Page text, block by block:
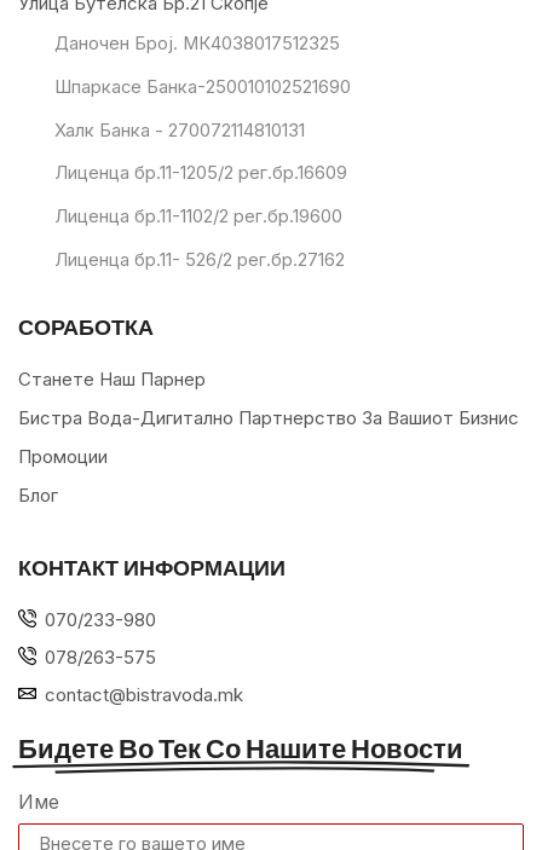
Даночен Број. МК4038017512325
Шпаркасе Банка-250010102521690
Халк Банка - 270072114810131
Лиценца бр.11-1205/2 рег.бр.16609
Лиценца бр.11-1102/2 рег.бр.19600
Лиценца бр.11- 526/2 рег.бр.27162
СОРАБОТКА
Станете Наш Парнер
Бистра Вода-Дигитално Партнерство За Вашиот Бизнис
Промоции
Блог
КОНТАКТ ИНФОРМАЦИИ
070/233-980
078/263-575
contact@bistravoda.mk
Бидете Во Тек Со Нашите Новости
Име